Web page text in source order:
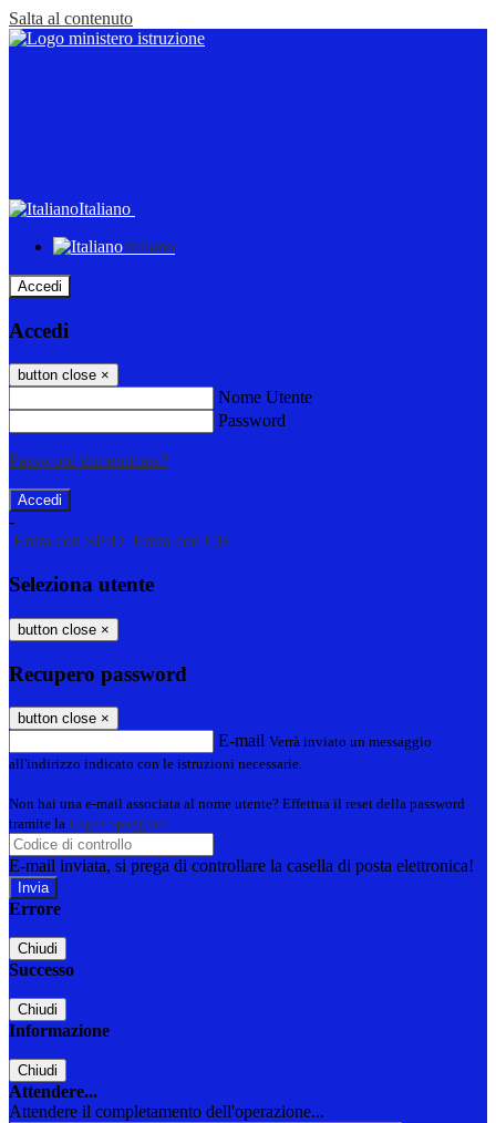
Salta al contenuto
Italiano
Italiano
Accedi
Accedi
button close ×
Nome Utente
Password
Password dimenticata?
-
Entra con SPID Entra con CIE
Seleziona utente
button close ×
Recupero password
button close ×
E-mail Verrà inviato un messaggio
all'indirizzo indicato con le istruzioni necessarie.
Non hai una e-mail associata al nome utente? Effettua il reset della password
tramite la Login Spaggiari
E-mail inviata, si prega di controllare la casella di posta elettronica!
Errore
Chiudi
Successo
Chiudi
Informazione
Chiudi
Attendere...
Attendere il completamento dell'operazione...